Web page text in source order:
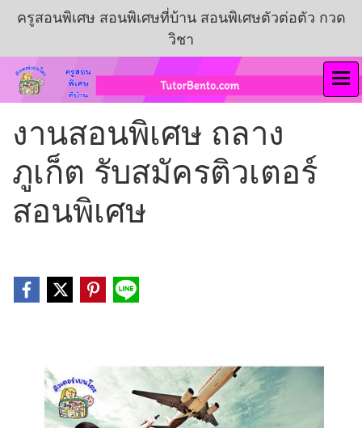
ครูสอนพิเศษ สอนพิเศษที่บ้าน สอนพิเศษตัวต่อตัว กวด
วิชา
งานสอนพิเศษ ถลาง
ภูเก็ต รับสมัครติวเตอร์
สอนพิเศษ